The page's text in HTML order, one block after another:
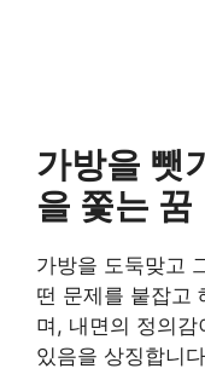
가방을 뺏
을 쫓는 꿈
가방을 도둑맞고
떤 문제를 붙잡고
며, 내면의 정의
있음을 상징합니